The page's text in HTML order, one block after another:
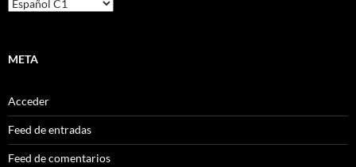
META
Acceder
Feed de entradas
Feed de comentarios